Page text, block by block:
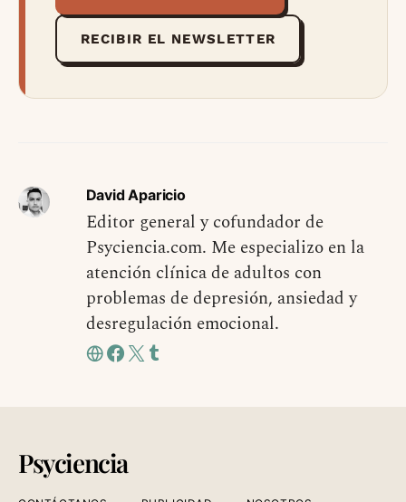
RECIBIR EL NEWSLETTER
David Aparicio
Editor general y cofundador de
Psyciencia.com. Me especializo en la
atención clínica de adultos con
problemas de depresión, ansiedad y
desregulación emocional.
Psyciencia